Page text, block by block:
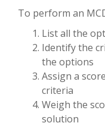
To perform an
List all the
Identify the
the options
Assign a
criteria
Weigh the
solution